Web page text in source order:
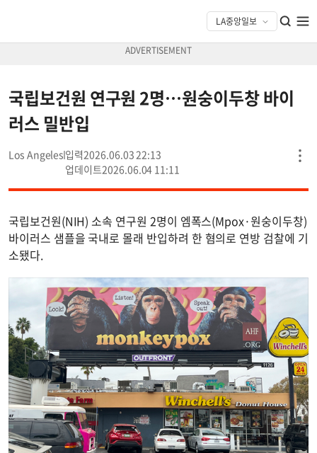
국립보건원 연구원 2명…원숭이두창 바이
러스 밀반입
Los Angeles
2026.06.03 22:13
2026.06.04 11:11
국립보건원(NIH) 소속 연구원 2명이 엠폭스(Mpox·원숭이두창)
바이러스 샘플을 국내로 몰래 반입하려 한 혐의로 연방 검찰에 기
소됐다.